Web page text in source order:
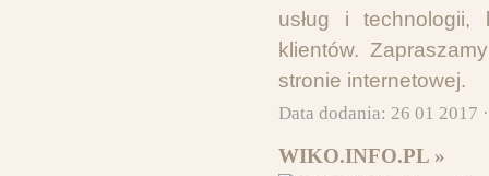
usług i technologii,
klientów.
stronie internetowej.
Data dodania: 26 01 2017
WIKO.INFO.PL »